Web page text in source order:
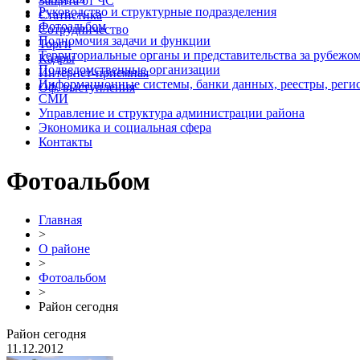
Статистика
Сотрудничество
Торги
Кадры
Интернет-приемная
Оф. выступления
Руководство и структурные подразделения
Фотоальбом
Полномочия задачи и функции
Территориальные органы и представительства за
Подведомственные организации
Информационные системы, банки данных, реестры,
СМИ
Управление и структура администрации района
Экономика и социальная сфера
Контакты
Фотоальбом
Главная
>
О районе
>
Фотоальбом
>
Район сегодня
Район сегодня
11.12.2012